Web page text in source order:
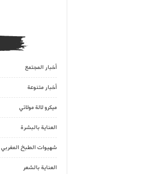
أخبار المجتمع
أخبار متنوعة
ميكرو لالة مولاتي
العناية بالبشرة
شهيوات الطبخ المغربي
العناية بالشعر